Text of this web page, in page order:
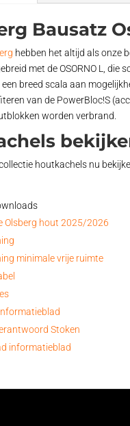
Bausatz
hebben het altijd als onze
met de OSORNO L, die
een breed scala aan
van de PowerBloc!S
worden verbrand.
houtkachels nu
Olsberg hout 2025/2026
minimale vrije ruimte
Stoken
informatieblad